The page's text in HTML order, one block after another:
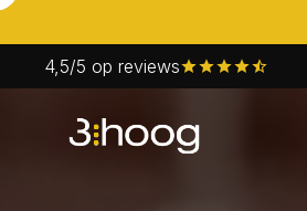
4,5/5 op reviews